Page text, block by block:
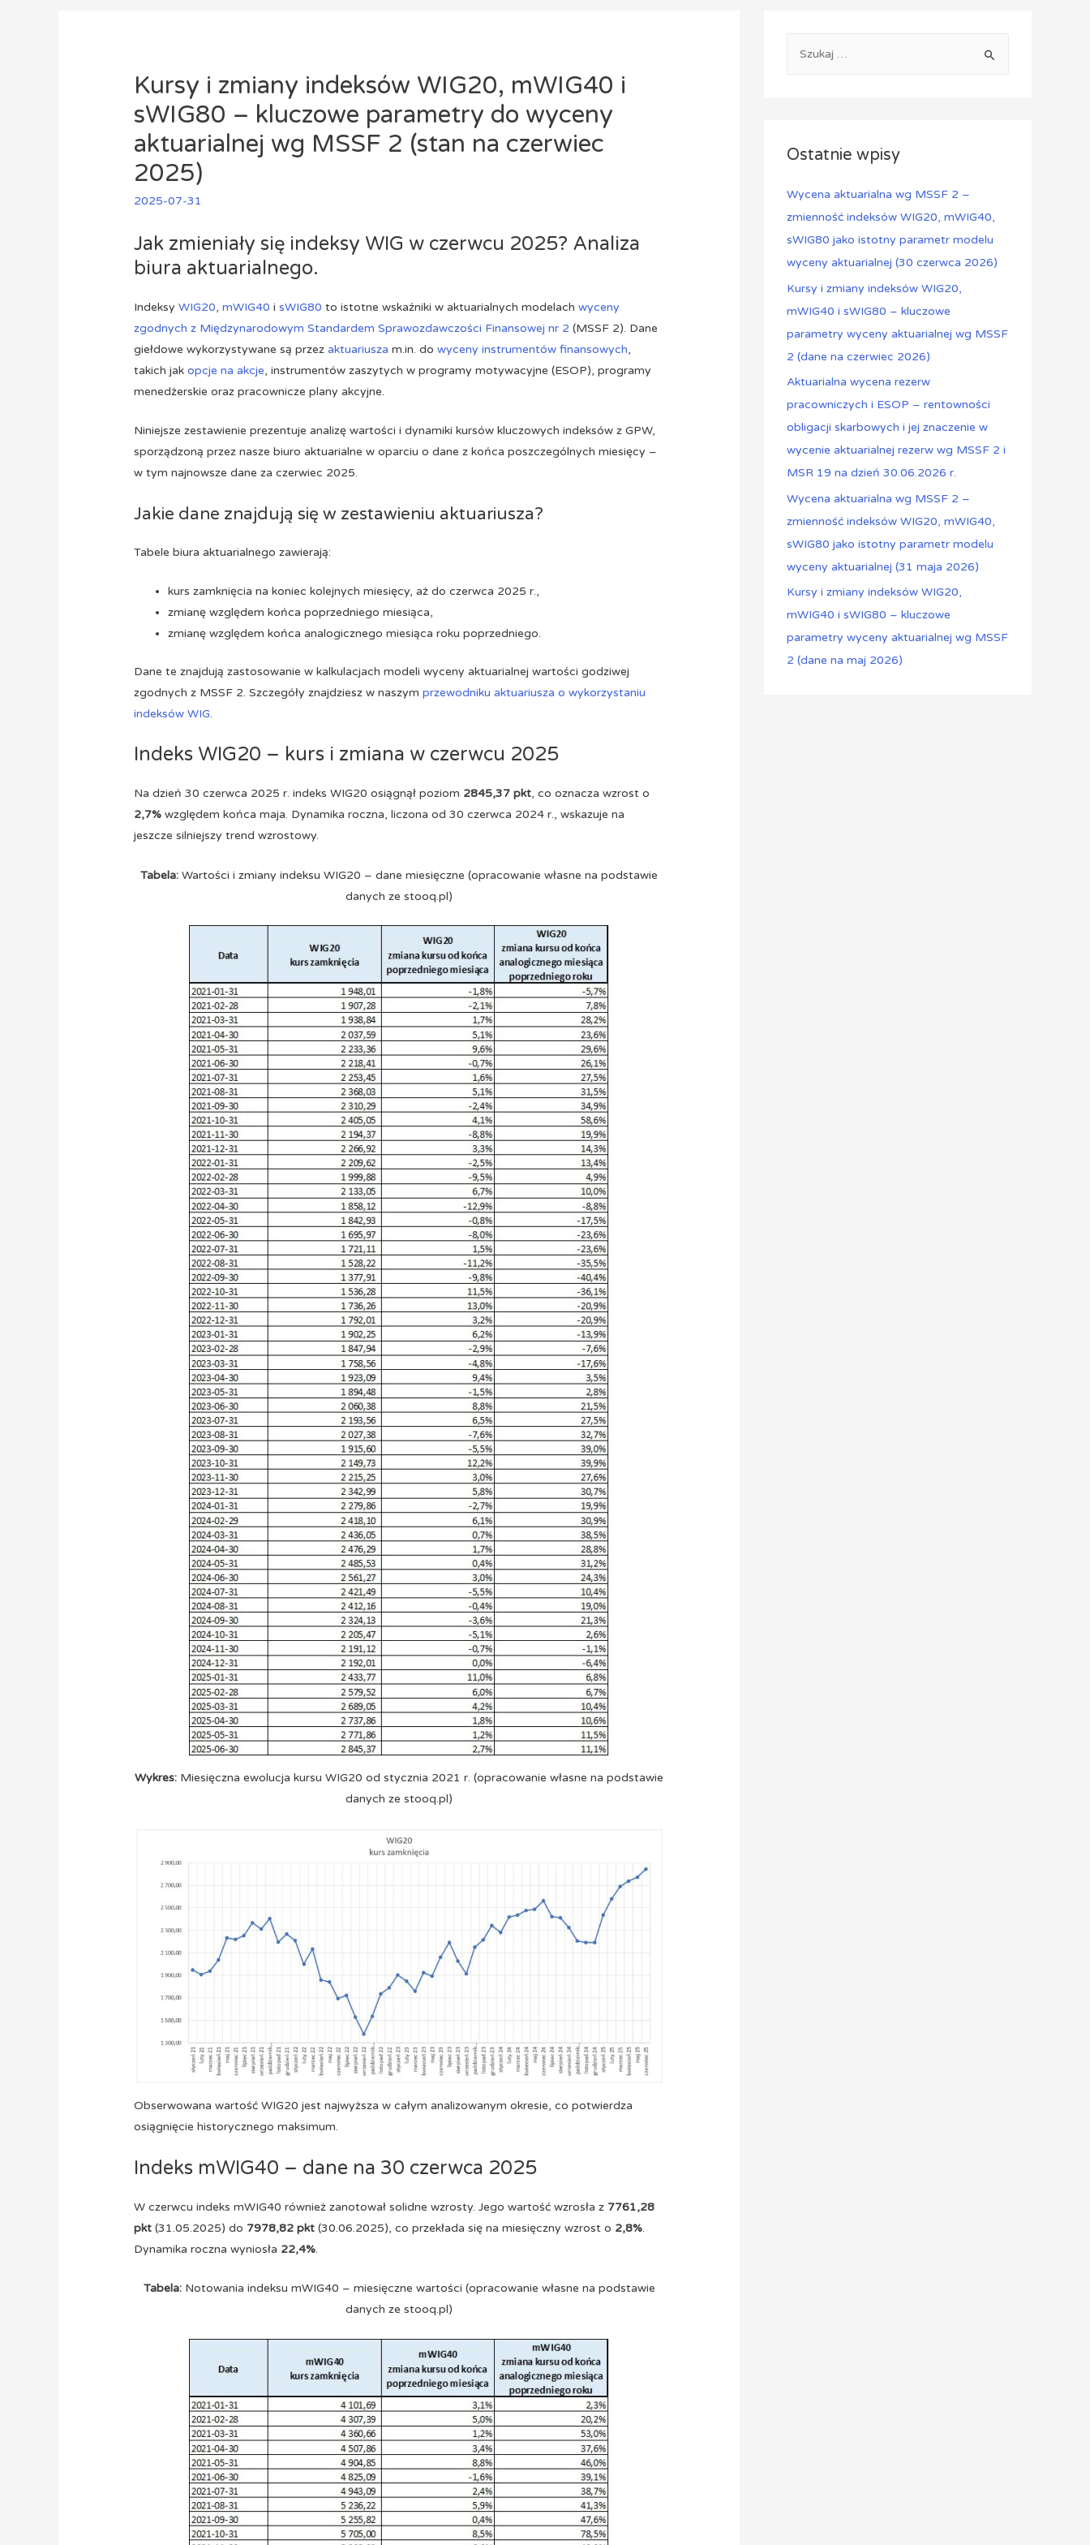
Kursy i zmiany indeksów WIG20, mWIG40 i
sWIG80 – kluczowe parametry do wyceny
aktuarialnej wg MSSF 2 (stan na czerwiec
2025)
2025-07-31
Jak zmieniały się indeksy WIG w czerwcu 2025? Analiza
biura aktuarialnego.
IndeksyWIG20,mWIG40 isWIG80 to istotne wskaźniki w aktuarialnych modelachwyceny
zgodnych z Międzynarodowym Standardem Sprawozdawczości Finansowej nr 2 (MSSF 2). Dane
giełdowe wykorzystywane są przezaktuariusza m.in. dowyceny instrumentów finansowych,
takich jak opcje na akcje, instrumentów zaszytych w programy motywacyjne (ESOP), programy
menedżerskie oraz pracownicze plany akcyjne.
Niniejsze zestawienie prezentuje analizę wartości i dynamiki kursów kluczowych indeksów z GPW,
sporządzoną przez nasze biuro aktuarialne w oparciu o dane z końca poszczególnych miesięcy –
w tym najnowsze dane za czerwiec 2025.
Jakie dane znajdują się w zestawieniu aktuariusza?
Tabele biura aktuarialnego zawierają:
kurs zamknięcia na koniec kolejnych miesięcy, aż do czerwca 2025 r.,
zmianę względem końca poprzedniego miesiąca,
zmianę względem końca analogicznego miesiąca roku poprzedniego.
Dane te znajdują zastosowanie w kalkulacjach modeli wyceny aktuarialnej wartości godziwej
zgodnych z MSSF 2. Szczegóły znajdziesz w naszymprzewodniku aktuariusza o wykorzystaniu
indeksów WIG.
Indeks WIG20 – kurs i zmiana w czerwcu 2025
Na dzień 30 czerwca 2025 r. indeks WIG20 osiągnął poziom 2845,37 pkt, co oznacza wzrost o
2,7% względem końca maja. Dynamika roczna, liczona od 30 czerwca 2024 r., wskazuje na
jeszcze silniejszy trend wzrostowy.
Tabela: Wartości i zmiany indeksu WIG20 – dane miesięczne (opracowanie własne na podstawie
danych ze stooq.pl)
Wykres: Miesięczna ewolucja kursu WIG20 od stycznia 2021 r. (opracowanie własne na podstawie
danych ze stooq.pl)
Obserwowana wartość WIG20 jest najwyższa w całym analizowanym okresie, co potwierdza
osiągnięcie historycznego maksimum.
Indeks mWIG40 – dane na 30 czerwca 2025
W czerwcu indeks mWIG40 również zanotował solidne wzrosty. Jego wartość wzrosła z 7761,28
pkt (31.05.2025) do 7978,82 pkt (30.06.2025), co przekłada się na miesięczny wzrost o 2,8%.
Dynamika roczna wyniosła 22,4%.
Tabela:Notowania indeksu mWIG40 – miesięczne wartości (opracowanie własne na podstawie
danych ze stooq.pl)
Ostatnie wpisy
Wycena aktuarialna wg MSSF 2 –
zmienność indeksów WIG20, mWIG40,
sWIG80 jako istotny parametr modelu
wyceny aktuarialnej (30 czerwca 2026)
Kursy i zmiany indeksów WIG20,
mWIG40 i sWIG80 – kluczowe
parametry wyceny aktuarialnej wg MSSF
2 (dane na czerwiec 2026)
Aktuarialna wycena rezerw
pracowniczych i ESOP – rentowności
obligacji skarbowych i jej znaczenie w
wycenie aktuarialnej rezerw wg MSSF 2 i
MSR 19 na dzień 30.06.2026 r.
Wycena aktuarialna wg MSSF 2 –
zmienność indeksów WIG20, mWIG40,
sWIG80 jako istotny parametr modelu
wyceny aktuarialnej (31 maja 2026)
Kursy i zmiany indeksów WIG20,
mWIG40 i sWIG80 – kluczowe
parametry wyceny aktuarialnej wg MSSF
2 (dane na maj 2026)